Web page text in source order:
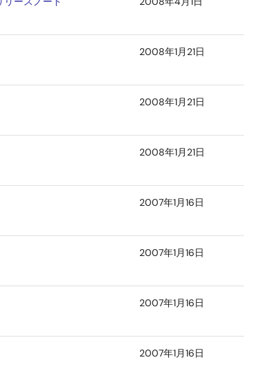
2008年1月21日
2008年1月21日
2008年1月21日
2007年1月16日
2007年1月16日
2007年1月16日
2007年1月16日